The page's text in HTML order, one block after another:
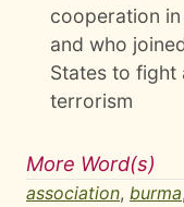
cooperation
and who
States to fight
terrorism
More Word(s)
association, burma,